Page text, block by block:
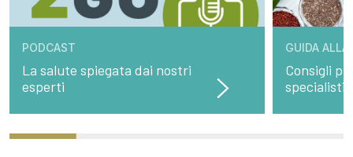
PODCAST
La salute spiegata dai nostri
esperti
GUIDA ALLA
Consigli
specialisti